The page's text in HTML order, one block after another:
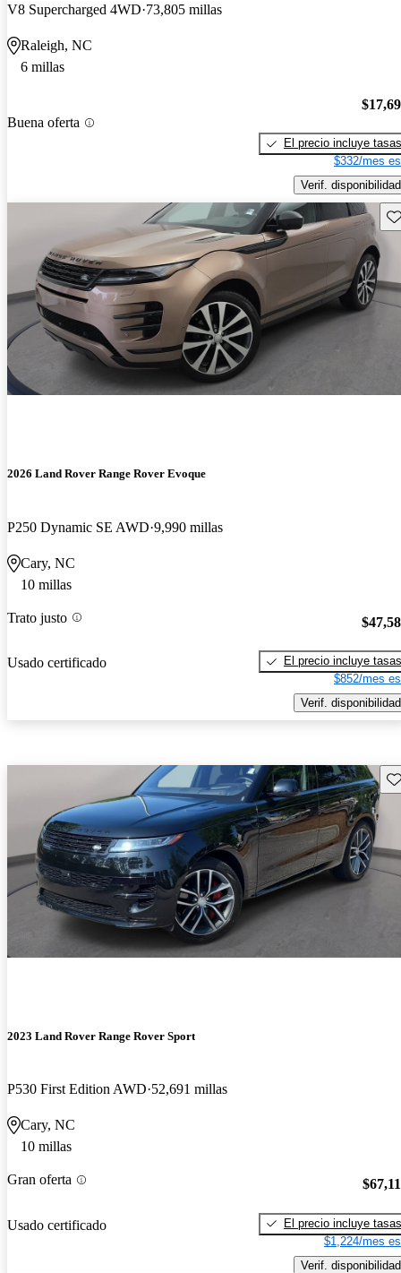
V8 Supercharged 4WD 73,805 millas
Raleigh, NC
6 millas
Buena oferta
El precio incluye tasas
$332/mes
Verif. disponibilidad
2026 Land Rover Range Rover Evoque
P250 Dynamic SE AWD 9,990 millas
Cary, NC
10 millas
Trato justo
Usado certificado
El precio incluye tasas
$852/mes
Verif. disponibilidad
2023 Land Rover Range Rover Sport
P530 First Edition AWD 52,691 millas
Cary, NC
10 millas
Gran oferta
Usado certificado
El precio incluye tasas
$1,224/mes
Verif. disponibilidad